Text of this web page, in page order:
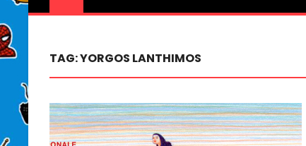
TAG:YORGOS LANTHIMOS